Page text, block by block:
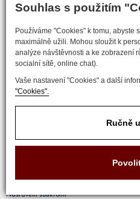
Souhlas s použitím
Používáme "Cookies" k tomu, abyste
maximálně užili. Mohou sloužit k
analýze návštěvnosti a ke zobrazení
socialní sítě, online chat).
Vaše nastavení "Cookies" a další
"Cookies".
Ručně
Mám zájem o tento šperk
COPYRIGHT © 2017
Nastavení soukromí